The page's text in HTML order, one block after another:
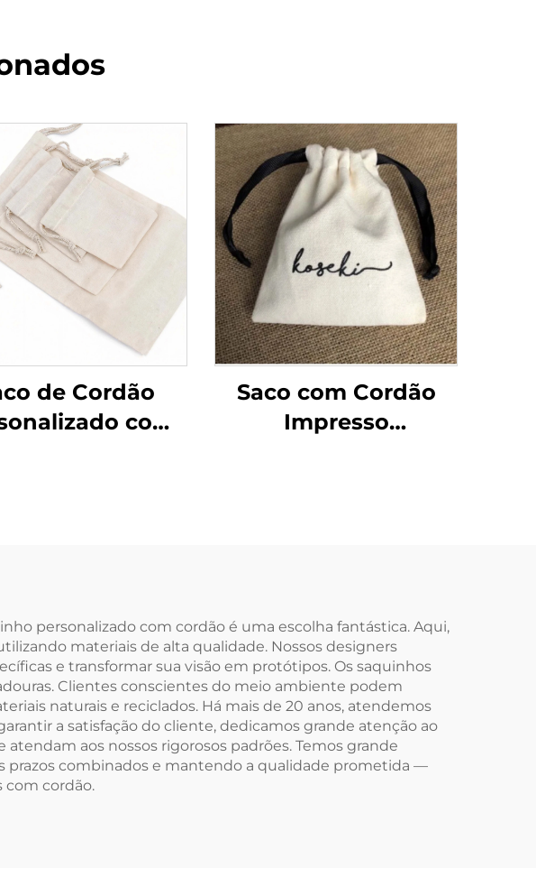
de Cordão
com
Duplo
Saco com Cordão
Impresso
personalizado com cordão é uma escolha fantástica. Aqui,
materiais de alta qualidade. Nossos designers
e transformar sua visão em protótipos. Os saquinhos
Clientes conscientes do meio ambiente podem
naturais e reciclados. Há mais de 20 anos, atendemos
a satisfação do cliente, dedicamos grande atenção ao
aos nossos rigorosos padrões. Temos grande
prazos combinados e mantendo a qualidade prometida —
com cordão.